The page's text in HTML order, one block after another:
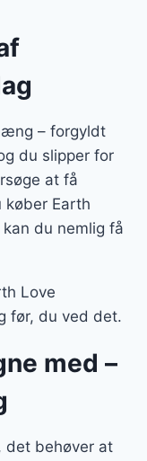
– forgyldt
du slipper for
at få
køber Earth
du nemlig få
Love
før, du ved det.
med –
det behøver at